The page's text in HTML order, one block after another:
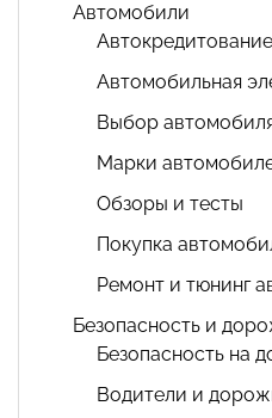
Автомобили
Автомобильная
Выбор
Марки
Обзоры и тесты
Покупка
Ремонт и тюнинг
Безопасность и
Безопасность на
Водители и